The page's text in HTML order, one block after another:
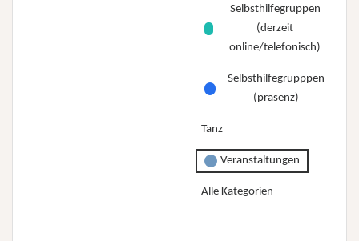
Selbsthilfegruppen
(derzeit
online/telefonisch)
Selbsthilfegrupppen
(präsenz)
Tanz
Veranstaltungen
Alle Kategorien